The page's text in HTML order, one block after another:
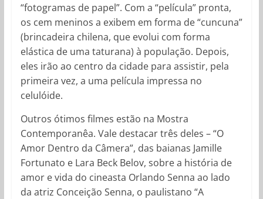
“fotogramas de papel”. Com a “película” pronta,
os cem meninos a exibem em forma de “cuncuna”
(brincadeira chilena, que evolui com forma
elástica de uma taturana) à população. Depois,
eles irão ao centro da cidade para assistir, pela
primeira vez, a uma película impressa no
celulóide.
Outros ótimos filmes estão na Mostra
Contemporanêa. Vale destacar três deles – “O
Amor Dentro da Câmera”, das baianas Jamille
Fortunato e Lara Beck Belov, sobre a história de
amor e vida do cineasta Orlando Senna ao lado
da atriz Conceição Senna, o paulistano “A